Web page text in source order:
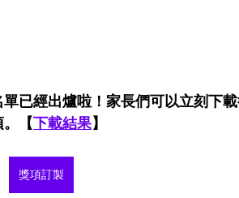
已經出爐啦！家長們可以立刻下
【下載結果】
獎項訂製